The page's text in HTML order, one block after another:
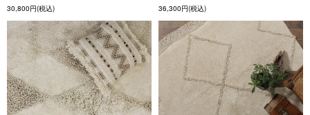
30,800円(税込)
36,300円(税込)